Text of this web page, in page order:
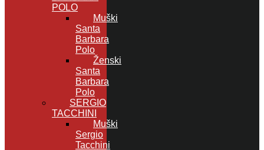
POLO
Muški
Santa
Barbara
Polo
Ženski
Santa
Barbara
Polo
SERGIO
TACCHINI
Muški
Sergio
Tacchini